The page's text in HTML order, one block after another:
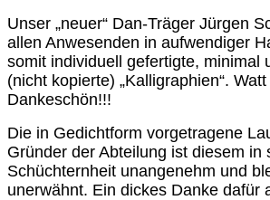
Unser „neuer“ Dan-Träger Jürgen
allen Anwesenden in aufwendiger
somit individuell gefertigte, minimal
(nicht kopierte) „Kalligraphien“. Watt
Dankeschön!!!
Die in Gedichtform vorgetragene
Gründer der Abteilung ist diesem in
Schüchternheit unangenehm und
unerwähnt. Ein dickes Danke dafür